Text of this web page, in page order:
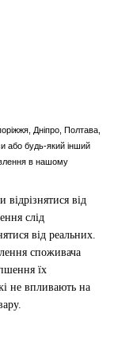
Дніпро, Полтава,
або будь-який інший
в нашому
відрізнятися від
слід
від реальних.
споживача
їх
не впливають на